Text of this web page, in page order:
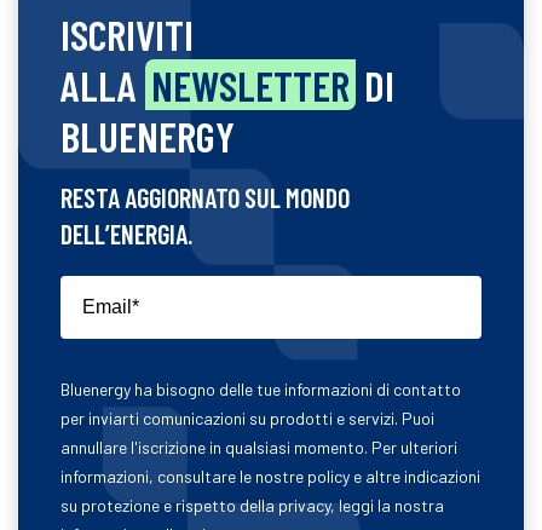
ISCRIVITI
ALLA NEWSLETTER DI
BLUENERGY
RESTA AGGIORNATO SUL MONDO
DELL’ENERGIA.
Bluenergy ha bisogno delle tue informazioni di contatto
per inviarti comunicazioni su prodotti e servizi. Puoi
annullare l'iscrizione in qualsiasi momento. Per ulteriori
informazioni, consultare le nostre policy e altre indicazioni
su protezione e rispetto della privacy, leggi la nostra